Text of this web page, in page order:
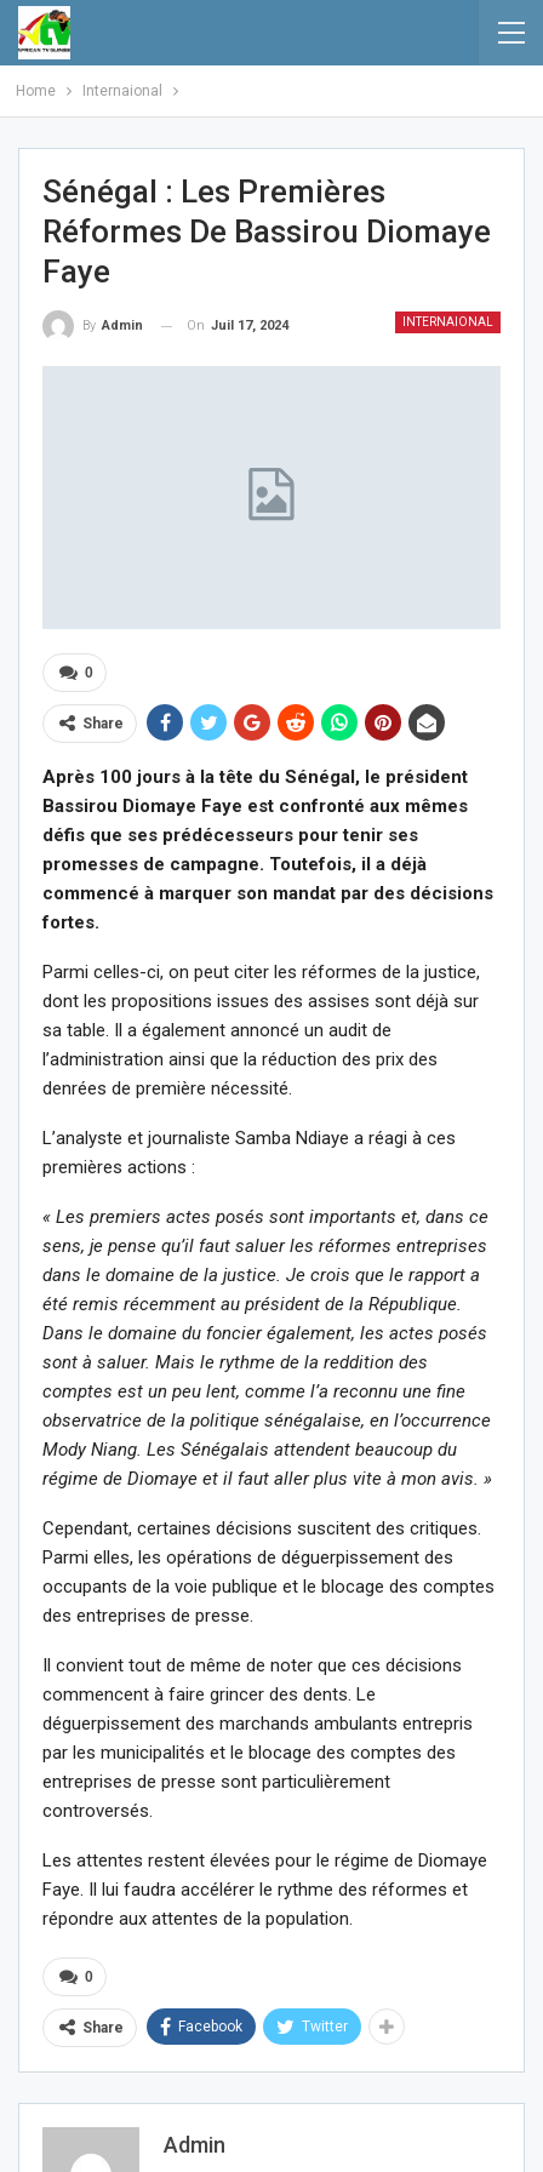
Home Internaional
Sénégal : Les Premières
Réformes De Bassirou Diomaye
Faye
INTERNAIONAL
By Admin On Juil 17, 2024
0
Share
Après 100 jours à la tête du Sénégal, le président
Bassirou Diomaye Faye est confronté aux mêmes
défis que ses prédécesseurs pour tenir ses
promesses de campagne. Toutefois, il a déjà
commencé à marquer son mandat par des décisions
fortes.
Parmi celles-ci, on peut citer les réformes de la justice,
dont les propositions issues des assises sont déjà sur
sa table. Il a également annoncé un audit de
l’administration ainsi que la réduction des prix des
denrées de première nécessité.
L’analyste et journaliste Samba Ndiaye a réagi à ces
premières actions :
« Les premiers actes posés sont importants et, dans ce
sens, je pense qu’il faut saluer les réformes entreprises
dans le domaine de la justice. Je crois que le rapport a
été remis récemment au président de la République.
Dans le domaine du foncier également, les actes posés
sont à saluer. Mais le rythme de la reddition des
comptes est un peu lent, comme l’a reconnu une fine
observatrice de la politique sénégalaise, en l’occurrence
Mody Niang. Les Sénégalais attendent beaucoup du
régime de Diomaye et il faut aller plus vite à mon avis. »
Cependant, certaines décisions suscitent des critiques.
Parmi elles, les opérations de déguerpissement des
occupants de la voie publique et le blocage des comptes
des entreprises de presse.
Il convient tout de même de noter que ces décisions
commencent à faire grincer des dents. Le
déguerpissement des marchands ambulants entrepris
par les municipalités et le blocage des comptes des
entreprises de presse sont particulièrement
controversés.
Les attentes restent élevées pour le régime de Diomaye
Faye. Il lui faudra accélérer le rythme des réformes et
répondre aux attentes de la population.
0
Share Facebook Twitter
Admin